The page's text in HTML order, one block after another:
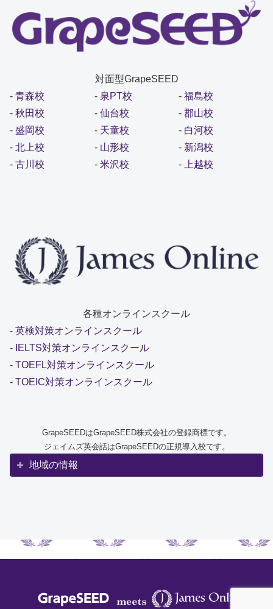
対面型GrapeSEED
- 青森校
- 秋田校
- 盛岡校
- 北上校
- 古川校
- 泉PT校
- 仙台校
- 天童校
- 山形校
- 米沢校
-福島校
-郡山校
- 白河校
- 新潟校
-
上越校
各種オンラインスクール
- 英検対策オンラインスクール
- IELTS対策オンラインスクール
- TOEFL対策オンラインスクール
- TOEIC対策オンラインスクール
GrapeSEEDはGrapeSEED株式会社の登録商標です。
ジェイムズ英会話はGrapeSEEDの正規導入校です。
地域の情報